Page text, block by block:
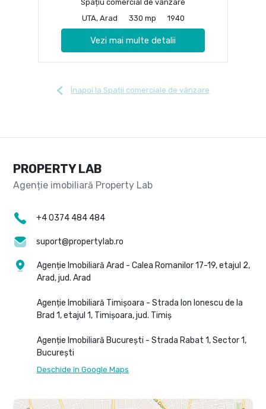
Spațiu comercial de vânzare
UTA, Arad
330 mp 1940
Vezi mai multe detalii
Înapoi la Spații comerciale de vânzare
PROPERTY LAB
+4 0374 484 484
suport@propertylab.ro
Agenție Imobiliară Arad - Calea Romanilor 17-19, etajul 2,
Arad, jud. Arad
Agenție Imobiliară Timișoara - Strada Ion Ionescu de la
Brad 1, etajul 1, Timișoara, jud. Timiș
Agenție Imobiliară București - Strada Rabat 1, Sector 1,
București
Deschide în Google Maps